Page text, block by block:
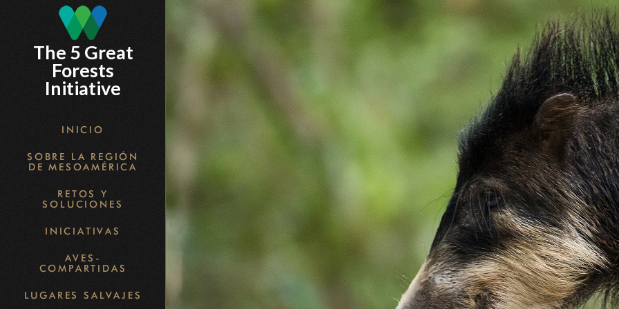
Skip
to
main
content
The 5 Great
Forests
Initiative
INICIO
SOBRE LA REGIÓN
DE MESOAMÉRICA
RETOS Y
SOLUCIONES
INICIATIVAS
AVES-
COMPARTIDAS
LUGARES SALVAJES